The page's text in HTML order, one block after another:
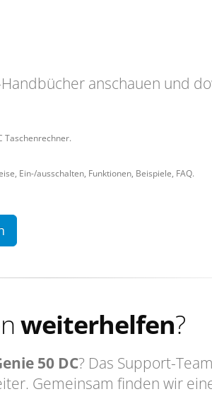
anschauen und
Taschenrechner.
Ein-/ausschalten, Funktionen, Beispiele, FAQ.
weiterhelfen?
50 DC? Das Support-
Gemeinsam finden wir